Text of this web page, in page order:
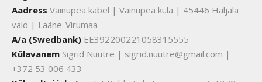
Aadress Vainupea kabel | Vainupea küla | 45446 Haljala
vald | Lääne-Virumaa
A/a (Swedbank) EE392200221058315555
Külavanem Sigrid Nuutre | sigrid.nuutre@gmail.com |
+372 53 006 433